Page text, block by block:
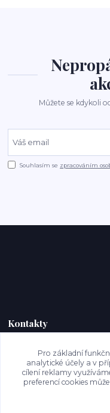
Můžete se kdykoli
Souhlasím se zpracováním
Kontakty
Pro základní
analytické účely a v
cílení reklamy
preferencí cookies